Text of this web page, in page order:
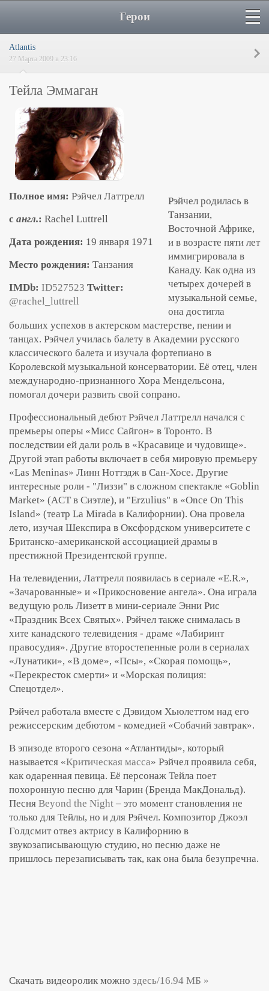
Герои
Atlantis
27 Марта 2009 в 23:16
Тейла Эммаган
Полное имя: Рэйчел Латтрелл
c англ.: Rachel Luttrell
Дата рождения: 19 января 1971
Место рождения: Танзания
IMDb: ID527523 Twitter:
@rachel_luttrell
Рэйчел родилась в
Танзании,
Восточной Африке,
и в возрасте пяти лет
иммигрировала в
Канаду. Как одна из
четырех дочерей в
музыкальной семье,
она достигла
больших успехов в актерском мастерстве, пении и
танцах. Рэйчел училась балету в Академии русского
классического балета и изучала фортепиано в
Королевской музыкальной консерватории. Её отец, член
международно-признанного Хора Мендельсона,
помогал дочери развить свой сопрано.
Профессиональный дебют Рэйчел Латтрелл начался с
премьеры оперы «Мисс Сайгон» в Торонто. В
последствии ей дали роль в «Красавице и чудовище».
Другой этап работы включает в себя мировую премьеру
«Las Meninas» Линн Ноттэдж в Сан-Хосе. Другие
интересные роли - "Лиззи" в сложном спектакле «Goblin
Market» (ACT в Сиэтле), и "Erzulius" в «Once On This
Island» (театр La Mirada в Калифорнии). Она провела
лето, изучая Шекспира в Оксфордском университете с
Британско-американской ассоциацией драмы в
престижной Президентской группе.
На телевидении, Латтрелл появилась в сериале «E.R.»,
«Зачарованные» и «Прикосновение ангела». Она играла
ведущую роль Лизетт в мини-сериале Энни Рис
«Праздник Всех Святых». Рэйчел также снималась в
хите канадского телевидения - драме «Лабиринт
правосудия». Другие второстепенные роли в сериалах
«Лунатики», «В доме», «Псы», «Скорая помощь»,
«Перекресток смерти» и «Морская полиция:
Спецотдел».
Рэйчел работала вместе с Дэвидом Хьюлеттом над его
режиссерским дебютом - комедией «Собачий завтрак».
В эпизоде второго сезона «Атлантиды», который
называется «Критическая масса» Рэйчел проявила себя,
как одаренная певица. Её персонаж Тейла поет
похоронную песню для Чарин (Бренда МакДональд).
Песня Beyond the Night – это момент становления не
только для Тейлы, но и для Рэйчел. Композитор Джоэл
Голдсмит отвез актрису в Калифорнию в
звукозаписывающую студию, но песню даже не
пришлось перезаписывать так, как она была безупречна.
Скачать видеоролик можно здесь/16.94 МБ »